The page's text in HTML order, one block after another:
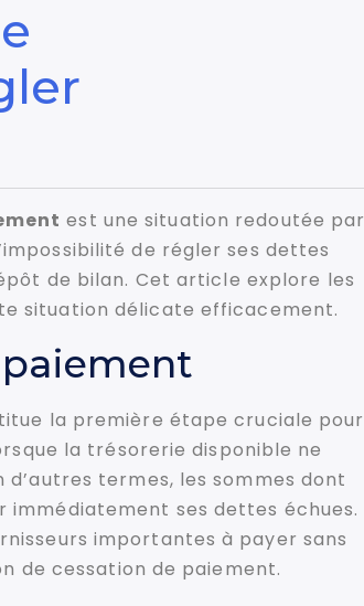
est une situation redoutée par
de régler ses dettes
de bilan. Cet article explore les
situation délicate efficacement.
la première étape cruciale pour
la trésorerie disponible ne
termes, les sommes dont
ses dettes échues.
importantes à payer sans
de cessation de paiement.